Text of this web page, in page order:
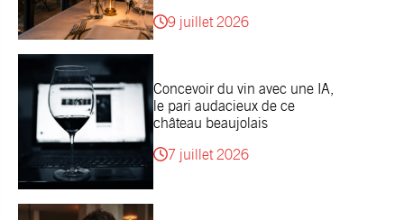
9 juillet 2026
Concevoir du vin avec une IA,
le pari audacieux de ce
château beaujolais
7 juillet 2026